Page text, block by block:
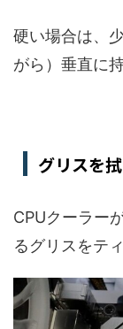
硬い場合は、
がら）垂直に
グリスを
CPUクーラー
るグリスをテ